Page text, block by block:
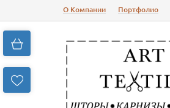
О Компании Портфолио